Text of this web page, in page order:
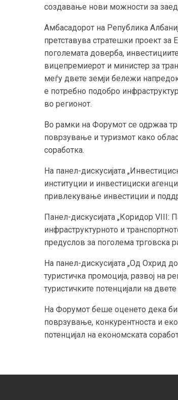
создавање нови можности за
Амбасадорот на Република
претставува стратешки проект за
поголемата доверба,
вицепремиерот и министер за
меѓу двете земји бележи
е потребно подобро
во регионот.
Во рамки на Форумот се одржаа
поврзување и туризмот како
соработка.
На панел-дискусијата
институции и инвестициски
привлекување инвестиции и
Панел-дискусијата „Коридор VIII:
инфраструктурното и
предуслов за поголема трговска
На панел-дискусијата „Од Охрид
туристичка промоција, развој на
туристичките потенцијали на двете
На Форумот беше оценето дека
поврзување, конкурентноста и
потенцијал на економската